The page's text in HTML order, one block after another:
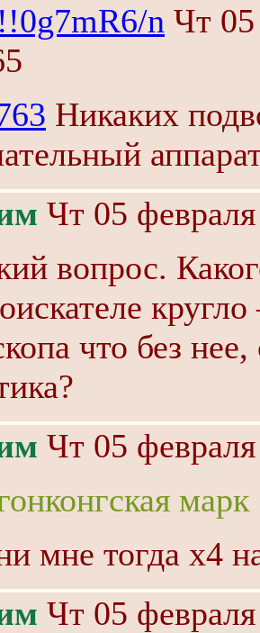
!!0g7mR6/n Чт
Никаких
Чт 05
вопрос.
что без
Чт 05
марк
мне тогда х4
Чт 05